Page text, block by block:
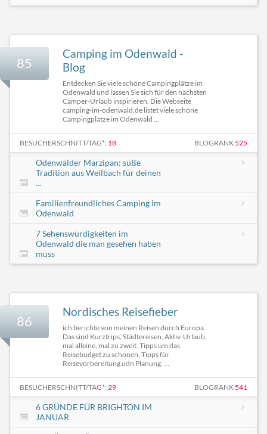
85
Camping im Odenwald -
Blog
Entdecken Sie viele schöne Campingplätze im
Odenwald und lassen Sie sich für den nächsten
Camper-Urlaub inspirieren. Die Webseite
camping-im-odenwald.de listet viele schöne
Campingplätze im Odenwald ...
BESUCHERSCHNITT/TAG*: 18 BLOGRANK 525
Odenwälder Marzipan: süße
Tradition aus Weilbach für deinen
...
Familienfreundliches Camping im
Odenwald
7 Sehenswürdigkeiten im
Odenwald die man gesehen haben
muss
86
Nordisches Reisefieber
ich berichte von meinen Reisen durch Europa.
Das sind Kurztrips, Städtereisen, Aktiv-Urlaub,
mal alleine, mal zu zweit. Tipps um das
Reisebudget zu schonen, Tipps für
Reisevorbereitung udn Planung. ...
BESUCHERSCHNITT/TAG*: 29 BLOGRANK541
6 GRÜNDE FÜR BRIGHTON IM
JANUAR